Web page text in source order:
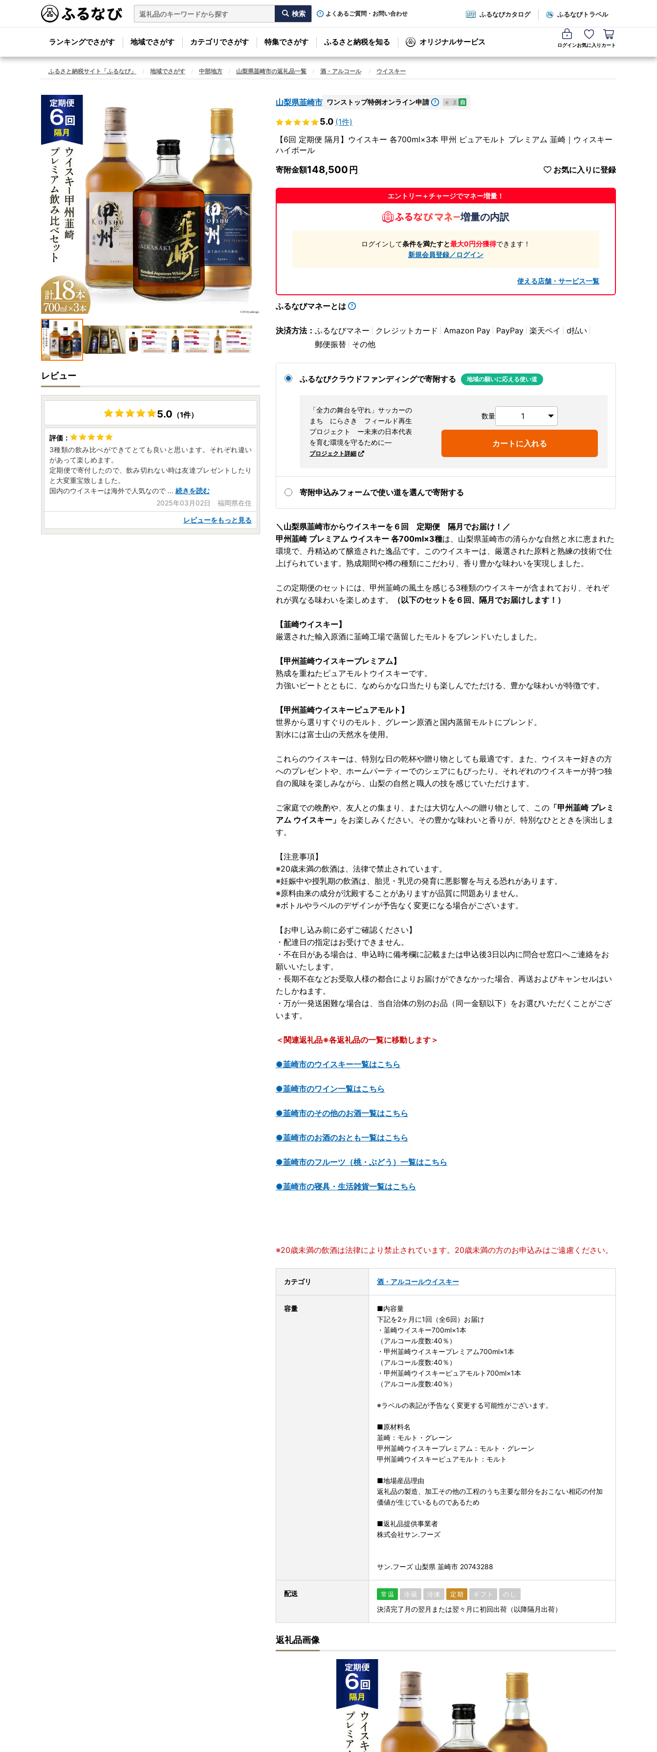
よくあるご質問・お問い合わせ ふるなびカタログ ふるなびトラベル
ランキングでさがす 地域でさがす カテゴリでさがす 特集でさがす ふるさと納税を知る オリジナルサービス ログインお気に入り カート
ふるさと納税サイト「ふるなび」 地域でさがす 中部地方 山梨県韮崎市の返礼品一覧 酒・アルコール ウイスキー
山梨県韮崎市 ワンストップ特例オンライン申請 e ま 自
5.0 (1件)
【6回 定期便 隔月】ウイスキー 各700ml×3本 甲州 ピュアモルト プレミアム 韮崎｜ウィスキー
ハイボール
寄附金額148,500 お気に入りに登録
エントリー＋チャージでマネー増量！
増量の内訳
ログインして条件を満たすと最大0円分獲得できます！
新規会員登録／ログイン
使える店舗・サービス一覧
ふるなびマネーとは
決済方法： ふるなびマネー クレジットカード Amazon Pay PayPay 楽天ペイ
d払い
郵便振替
その他
ふるなびクラウドファンディングで寄附する 地域の願いに応える使い道
「全力の舞台を守れ」サッカーの
まち にらさき フィールド再生
プロジェクト ー未来の日本代表
を育む環境を守るために―
プロジェクト詳細
数量
カートに入れる
寄附申込みフォームで使い道を選んで寄附する
＼山梨県韮崎市からウイスキーを６回 定期便 隔月でお届け！／
甲州韮崎 プレミアム ウイスキー 各700ml×3種は、山梨県韮崎市の清らかな自然と水に恵まれた
環境で、丹精込めて醸造された逸品です。このウイスキーは、厳選された原料と熟練の技術で仕
上げられています。熟成期間や樽の種類にこだわり、香り豊かな味わいを実現しました。
この定期便のセットには、甲州韮崎の風土を感じる3種類のウイスキーが含まれており、それぞ
れが異なる味わいを楽しめます。
（以下のセットを６回、隔月でお届けします！）
【韮崎ウイスキー】
厳選された輸入原酒に韮崎工場で蒸留したモルトをブレンドいたしました。
【甲州韮崎ウイスキープレミアム】
熟成を重ねたピュアモルトウイスキーです。
力強いピートとともに、なめらかな口当たりも楽しんでただける、豊かな味わいが特徴です。
【甲州韮崎ウイスキーピュアモルト】
世界から選りすぐりのモルト、グレーン原酒と国内蒸留モルトにブレンド。
割水には富士山の天然水を使用。
これらのウイスキーは、特別な日の乾杯や贈り物としても最適です。また、ウイスキー好きの方
へのプレゼントや、ホームパーティーでのシェアにもぴったり。それぞれのウイスキーが持つ独
自の風味を楽しみながら、山梨の自然と職人の技を感じていただけます。
ご家庭での晩酌や、友人との集まり、または大切な人への贈り物として、この 「甲州韮崎 プレミ
アム ウイスキー」 をお楽しみください。その豊かな味わいと香りが、特別なひとときを演出しま
す。
【注意事項】
※20歳未満の飲酒は、法律で禁止されています。
※妊娠中や授乳期の飲酒は、胎児・乳児の発育に悪影響を与える恐れがあります。
※原料由来の成分が沈殿することがありますが品質に問題ありません。
※ボトルやラベルのデザインが予告なく変更になる場合がございます。
【お申し込み前に必ずご確認ください】
・配達日の指定はお受けできません。
・不在日がある場合は、申込時に備考欄に記載または申込後3日以内に問合せ窓口へご連絡をお
願いいたします。
・長期不在などお受取人様の都合によりお届けができなかった場合、再送およびキャンセルはい
たしかねます。
・万が一発送困難な場合は、当自治体の別のお品（同一金額以下）をお選びいただくことがござ
います。
＜関連返礼品※各返礼品の一覧に移動します＞
●韮崎市のウイスキー一覧はこちら
●韮崎市のワイン一覧はこちら
●韮崎市のその他のお酒一覧はこちら
●韮崎市のお酒のおとも一覧はこちら
●韮崎市のフルーツ（桃・ぶどう）一覧はこちら
●韮崎市の寝具・生活雑貨一覧はこちら
※20歳未満の飲酒は法律により禁止されています。20歳未満の方のお申込みはご遠慮ください。
カテゴリ 酒・アルコールウイスキー
容量
■内容量
下記を2ヶ月に1回（全6回）お届け
・韮崎ウイスキー700ml×1本
（アルコール度数:40％）
・甲州韮崎ウイスキープレミアム700ml×1本
（アルコール度数:40％）
・甲州韮崎ウイスキーピュアモルト700ml×1本
（アルコール度数:40％）
※ラベルの表記が予告なく変更する可能性がございます。
■原材料名
韮崎：モルト・グレーン
甲州韮崎ウイスキープレミアム：モルト・グレーン
甲州韮崎ウイスキーピュアモルト：モルト
■地場産品理由
返礼品の製造、加工その他の工程のうち主要な部分をおこない相応の付加
価値が生じているものであるため
■返礼品提供事業者
株式会社サン.フーズ
サン.フーズ 山梨県 韮崎市 20743288
配送 常温 冷蔵 冷凍 定期 ギフト のし
決済完了月の翌月または翌々月に初回出荷（以降隔月出荷）
返礼品画像
レビュー
5.0 （1件）
3種類の飲み比べができてとても良いと思います。それぞれ違い
があって楽しめます。
定期便で寄付したので、飲み切れない時は友達プレゼントしたり
と大変重宝致しました。
国内のウイスキーは海外で人気なので ... 続きを読む
2025年03月02日 福岡県在住
レビューをもっと見る